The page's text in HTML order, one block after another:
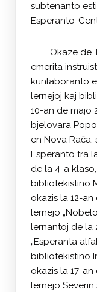
subtenanto
Esperanto-
Okaze de
emerita
kunlaboranto
lernejoj kaj
10-an de majo
bjelovara
en Nova Rača,
Esperanto tra
de la 4-a
bibliotekistino
okazis la 12-
lernejo
lernantoj de la
„Esperanta
bibliotekistino
okazis la 17-
lernejo Severin